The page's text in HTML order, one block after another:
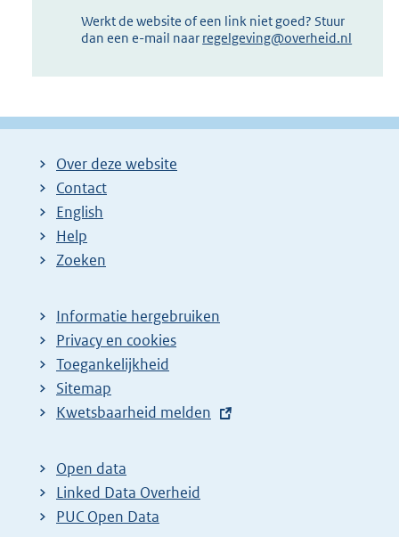
Werkt de website of een link niet goed? Stuur
dan een e-mail naar regelgeving@overheid.nl
Over deze website
Contact
English
Help
Zoeken
Informatie hergebruiken
Privacy en cookies
Toegankelijkheid
Sitemap
E
t
e
r
Kwetsbaarheid melden
Open data
Linked Data Overheid
PUC Open Data